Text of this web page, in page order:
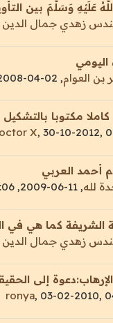
عَلَيْهِ وَسَلَّمَ بين
زهدي جمال
اليومي
بن العوام,
02-04-2008, 11:48
كاملا مكتوبا بالتشكيل
X, 30-10-2012,
أحمد العربي
لله,
11-06-2009, 03:06
الشريفة كما هي في
زهدي جمال
إلى
ronya, 03-02-2010,